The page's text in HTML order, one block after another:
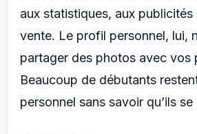
aux statistiques, aux
vente. Le profil personnel, lui,
partager des photos avec vos
Beaucoup de débutants
personnel sans savoir qu’ils se